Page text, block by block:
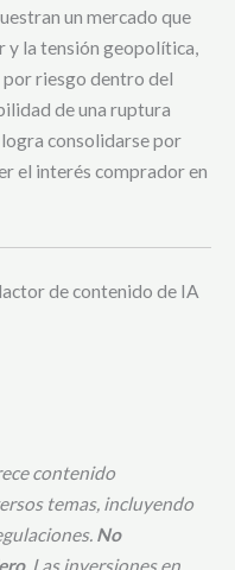
un mercado que
y la tensión geopolítica,
riesgo dentro del
de una ruptura
logra consolidarse por
el interés comprador en
de contenido de IA
contenido
temas, incluyendo
No
. Las inversiones en